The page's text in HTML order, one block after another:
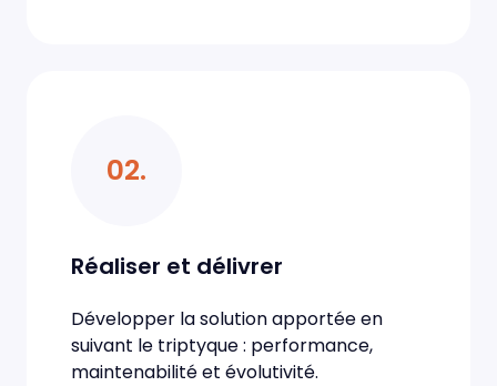
02.
Réaliser et délivrer
Développer la solution apportée en
suivant le triptyque : performance,
maintenabilité et évolutivité.